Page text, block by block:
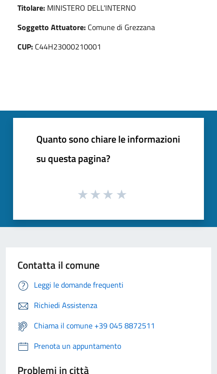
Titolare: MINISTERO DELL'INTERNO
Soggetto Attuatore: Comune di Grezzana
CUP: C44H23000210001
Quanto sono chiare le informazioni
su questa pagina?
Contatta il comune
Leggi le domande frequenti
Richiedi Assistenza
Chiama il comune +39 045 8872511
Prenota un appuntamento
Problemi in città